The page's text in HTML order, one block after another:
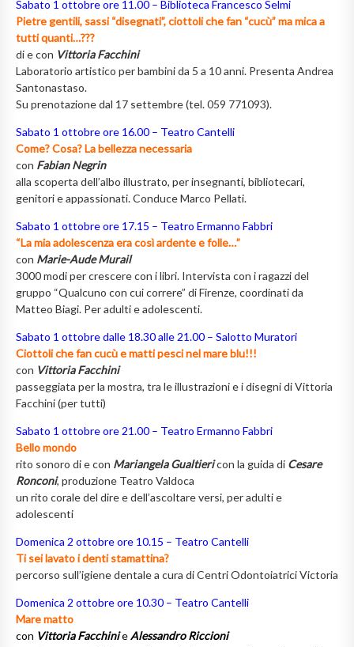
Sabato 1 ottobre ore 11.00 – Biblioteca Francesco Selmi
Pietre gentili, sassi “disegnati”, ciottoli che fan “cucù” ma mica a
tutti quanti…???
di e con Vittoria Facchini
Laboratorio artistico per bambini da 5 a 10 anni. Presenta Andrea
Santonastaso.
Su prenotazione dal 17 settembre (tel. 059 771093).
Sabato 1 ottobre ore 16.00 – Teatro Cantelli
Come? Cosa? La bellezza necessaria
con Fabian Negrin
alla scoperta dell’albo illustrato, per insegnanti, bibliotecari,
genitori e appassionati. Conduce Marco Pellati.
Sabato 1 ottobre ore 17.15 – Teatro Ermanno Fabbri
“La mia adolescenza era così ardente e folle…”
con Marie-Aude Murail
3000 modi per crescere con i libri. Intervista con i ragazzi del
gruppo “Qualcuno con cui correre” di Firenze, coordinati da
Matteo Biagi. Per adulti e adolescenti.
Sabato 1 ottobre dalle 18.30 alle 21.00 – Salotto Muratori
Ciottoli che fan cucù e matti pesci nel mare blu!!!
con Vittoria Facchini
passeggiata per la mostra, tra le illustrazioni e i disegni di Vittoria
Facchini (per tutti)
Sabato 1 ottobre ore 21.00 – Teatro Ermanno Fabbri
Bello mondo
rito sonoro di e con Mariangela Gualtiericon la guida di Cesare
Ronconi, produzione Teatro Valdoca
un rito corale del dire e dell’ascoltare versi, per adulti e
adolescenti
Domenica 2 ottobre ore 10.15 – Teatro Cantelli
Ti sei lavato i denti stamattina?
percorso sull’igiene dentale a cura di Centri Odontoiatrici Victoria
Domenica 2 ottobre ore 10.30 – Teatro Cantelli
Mare matto
con Vittoria FacchinieAlessandro Riccioni